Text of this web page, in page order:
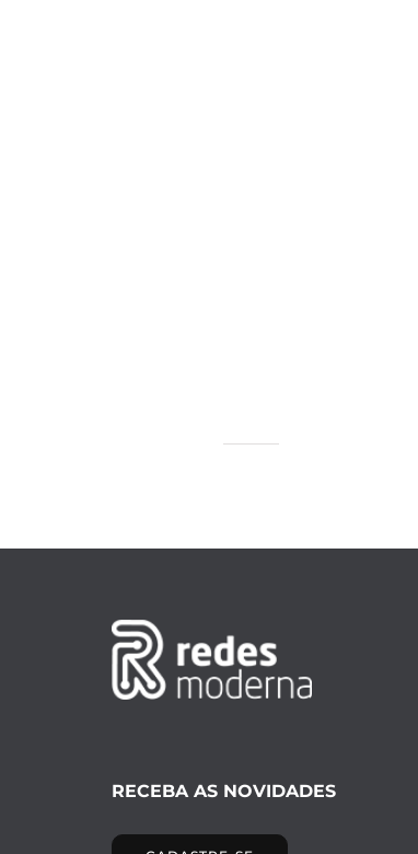
RECEBA AS NOVIDADES